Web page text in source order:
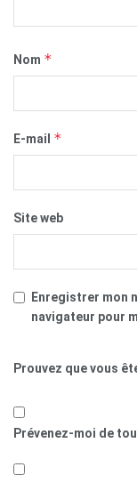
Nom *
E-mail *
Site web
Enregistrer mon
navigateur pour
Prouvez que vous
Prévenez-moi de